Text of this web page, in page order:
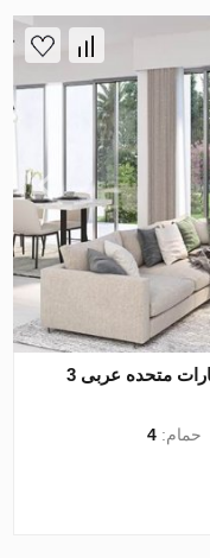
خانه شهری در Dubai Land، Dubai ، امارات متحده عربی 3
حمام:4